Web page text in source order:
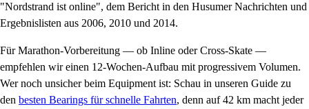
"Nordstrand ist online", dem Bericht in den Husumer Nachrichten und
Ergebnislisten aus 2006, 2010 und 2014.
Für Marathon-Vorbereitung — ob Inline oder Cross-Skate —
empfehlen wir einen 12-Wochen-Aufbau mit progressivem Volumen.
Wer noch unsicher beim Equipment ist: Schau in unseren Guide zu
den besten Bearings für schnelle Fahrten, denn auf 42 km macht jeder